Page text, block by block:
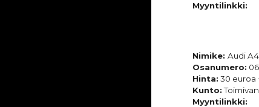
Myyntilinkki:
Nimike:Audi
Osanumero:
Hinta: 30 euroa
Kunto:
Myyntilinkki: